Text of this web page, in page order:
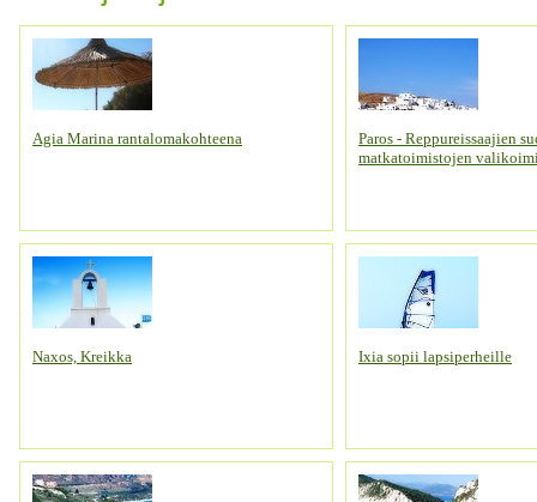
Agia Marina rantalomakohteena
Paros - Reppureissaajien
matkatoimistojen
Naxos, Kreikka Ixia sopii lapsiperheille